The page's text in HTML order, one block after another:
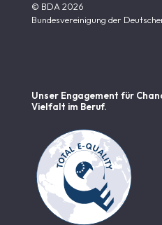
© BDA 2026
Bundesvereinigung der
Unser Engagement für
Vielfalt im Beruf.